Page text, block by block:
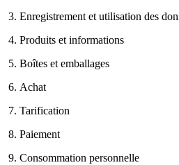
Enregistrement et utilisation des
Produits et informations
Boîtes et emballages
Achat
Tarification
Paiement
Consommation personnelle